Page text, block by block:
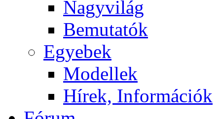
Nagyvilág
Bemutatók
Egyebek
Modellek
Hírek, Információk